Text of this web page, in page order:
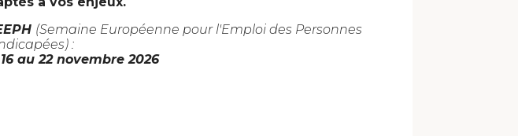
(Semaine Européenne pour l'Emploi des Personnes
:
16 au 22 novembre 2026